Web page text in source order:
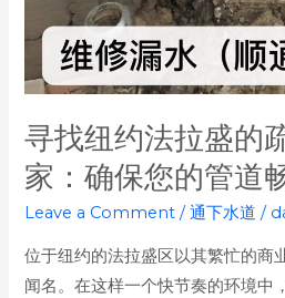
寻找纽约法拉盛的
家：确保您的管道
Leave a Comment /通下水道 /
位于纽约的法拉盛区以其繁忙的商
闻名。在这样一个快节奏的环境中
管
畅
通